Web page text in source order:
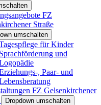
FZ
Straße
umschalten
für Kinder
Sprachförderung und
, Paar- und
FZ Gelsenkirchener
Dropdown umschalten